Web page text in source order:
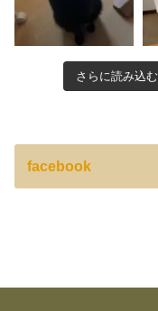
さらに読み込む
facebook